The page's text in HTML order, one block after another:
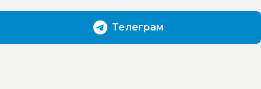
Телеграм